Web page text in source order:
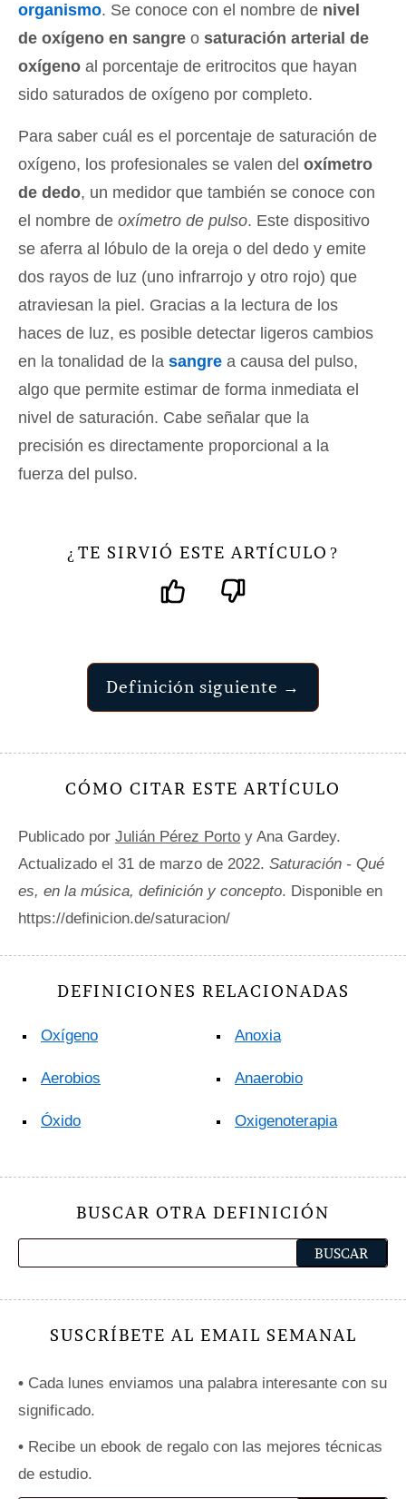
organismo. Se conoce con el nombre de nivel
de oxígeno en sangre o saturación arterial de
oxígeno al porcentaje de eritrocitos que hayan
sido saturados de oxígeno por completo.
Para saber cuál es el porcentaje de saturación de
oxígeno, los profesionales se valen del oxímetro
de dedo, un medidor que también se conoce con
el nombre de oxímetro de pulso. Este dispositivo
se aferra al lóbulo de la oreja o del dedo y emite
dos rayos de luz (uno infrarrojo y otro rojo) que
atraviesan la piel. Gracias a la lectura de los
haces de luz, es posible detectar ligeros cambios
en la tonalidad de la sangre a causa del pulso,
algo que permite estimar de forma inmediata el
nivel de saturación. Cabe señalar que la
precisión es directamente proporcional a la
fuerza del pulso.
¿ TE SIRVIÓ ESTE ARTÍCULO ?
Definición siguiente →
CÓMO CITAR ESTE ARTÍCULO
Publicado por Julián Pérez Porto y Ana Gardey.
Actualizado el 31 de marzo de 2022. Saturación - Qué
es, en la música, definición y concepto. Disponible en
https://definicion.de/saturacion/
DEFINICIONES RELACIONADAS
Oxígeno
Aerobios
Óxido
Anoxia
Anaerobio
Oxigenoterapia
BUSCAR OTRA DEFINICIÓN
SUSCRÍBETE AL EMAIL SEMANAL
• Cada lunes enviamos una palabra interesante con su
significado.
• Recibe un ebook de regalo con las mejores técnicas
de estudio.